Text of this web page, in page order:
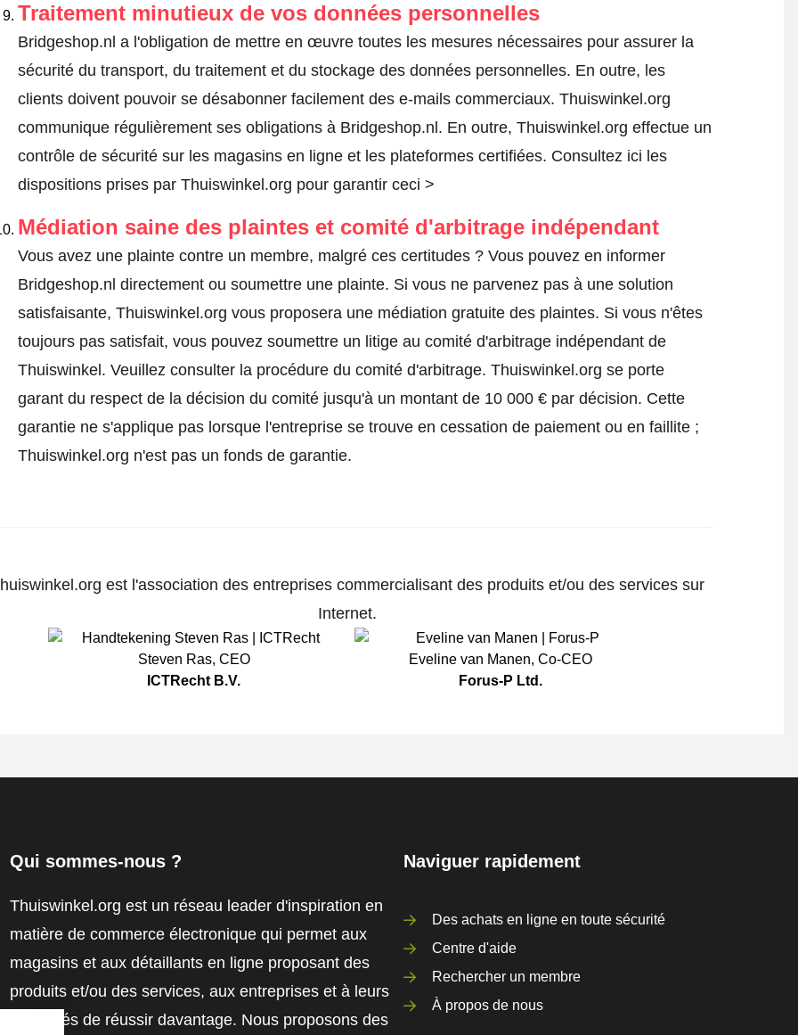
Traitement minutieux de vos données personnelles
Bridgeshop.nl a l'obligation de mettre en œuvre toutes les mesures nécessaires pour assurer la
sécurité du transport, du traitement et du stockage des données personnelles. En outre, les
clients doivent pouvoir se désabonner facilement des e-mails commerciaux. Thuiswinkel.org
communique régulièrement ses obligations à Bridgeshop.nl. En outre, Thuiswinkel.org effectue un
contrôle de sécurité sur les magasins en ligne et les plateformes certifiées. Consultez ici les
dispositions prises par Thuiswinkel.org pour garantir ceci >
Médiation saine des plaintes et comité d'arbitrage indépendant
Vous avez une plainte contre un membre, malgré ces certitudes ? Vous pouvez en informer
Bridgeshop.nl directement ou soumettre une plainte. Si vous ne parvenez pas à une solution
satisfaisante, Thuiswinkel.org vous proposera une médiation gratuite des plaintes. Si vous n'êtes
toujours pas satisfait, vous pouvez soumettre un litige au comité d'arbitrage indépendant de
Thuiswinkel. Veuillez consulter la procédure du comité d'arbitrage. Thuiswinkel.org se porte
garant du respect de la décision du comité jusqu'à un montant de 10 000 € par décision. Cette
garantie ne s'applique pas lorsque l'entreprise se trouve en cessation de paiement ou en faillite ;
Thuiswinkel.org n'est pas un fonds de garantie.
est l'association des entreprises commercialisant des produits et/ou des services sur
Internet.
Steven Ras, CEO
ICTRecht B.V.
Eveline van Manen, Co-CEO
Forus-P Ltd.
Qui sommes-nous ?
Thuiswinkel.org est un réseau leader d'inspiration en
matière de commerce électronique qui permet aux
magasins et aux détaillants en ligne proposant des
produits et/ou des services, aux entreprises et à leurs
employés de réussir davantage. Nous proposons des
Naviguer rapidement
Des achats en ligne en toute sécurité
Centre d'aide
Rechercher un membre
À propos de nous